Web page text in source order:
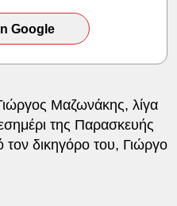
Google
Μαζωνάκης, λίγα
της Παρασκευής
δικηγόρο του, Γιώργο